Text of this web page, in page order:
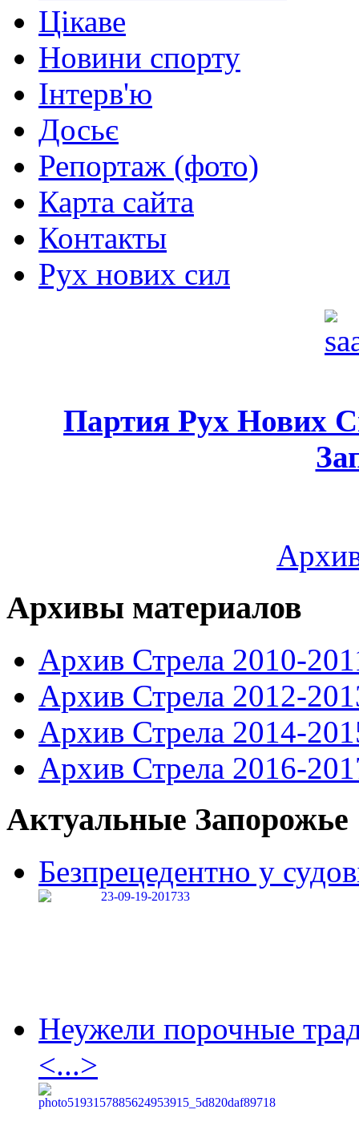
Цікаве
Новини спорту
Інтерв'ю
Досьє
Репортаж (фото)
Карта сайта
Контакты
Рух нових сил
Партия Рух Нових
Архивы материалов
Архив Стрела 2010-
Архив Стрела 2012-
Архив Стрела 2014-
Архив Стрела 2016-
Актуальные Запорожье
Безпрецедентно у
Неужели порочные
<...>